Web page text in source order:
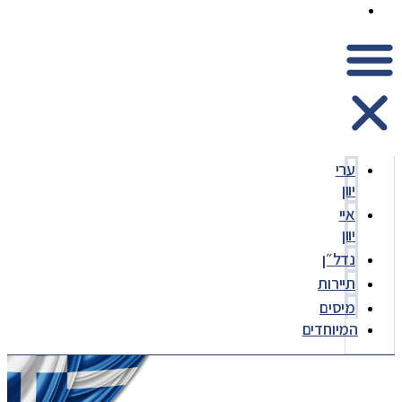
ערי
יוון
איי
יוון
נדל״ן
תיירות
מיסים
המיוחדים